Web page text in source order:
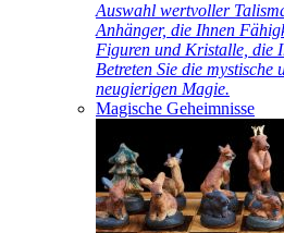
Auswahl wertvoller
Anhänger, die Ihnen
Figuren und Kristalle, die
Betreten Sie die mystische
neugierigen Magie.
Magische Geheimnisse